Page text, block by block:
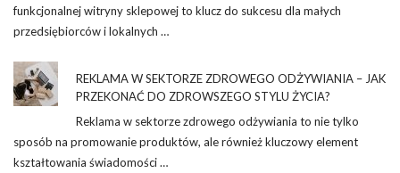
funkcjonalnej witryny sklepowej to klucz do sukcesu dla małych
przedsiębiorców i lokalnych …
REKLAMA W SEKTORZE ZDROWEGO ODŻYWIANIA – JAK
PRZEKONAĆ DO ZDROWSZEGO STYLU ŻYCIA?
Reklama w sektorze zdrowego odżywiania to nie tylko
sposób na promowanie produktów, ale również kluczowy element
kształtowania świadomości …